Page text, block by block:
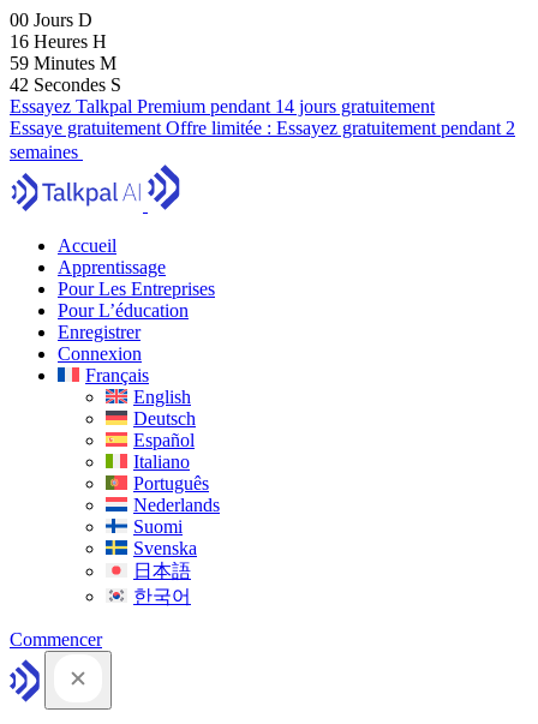
00 Jours D
16 Heures H
59 Minutes M
40 Secondes S
Essayez Talkpal Premium pendant 14 jours gratuitement
Essaye gratuitement Offre limitée : Essayez gratuitement pendant 2
semaines
Accueil
Apprentissage
Pour Les Entreprises
Pour L’éducation
Enregistrer
Connexion
Français
English
Deutsch
Español
Italiano
Português
Nederlands
Suomi
Svenska
日本語
한국어
Commencer